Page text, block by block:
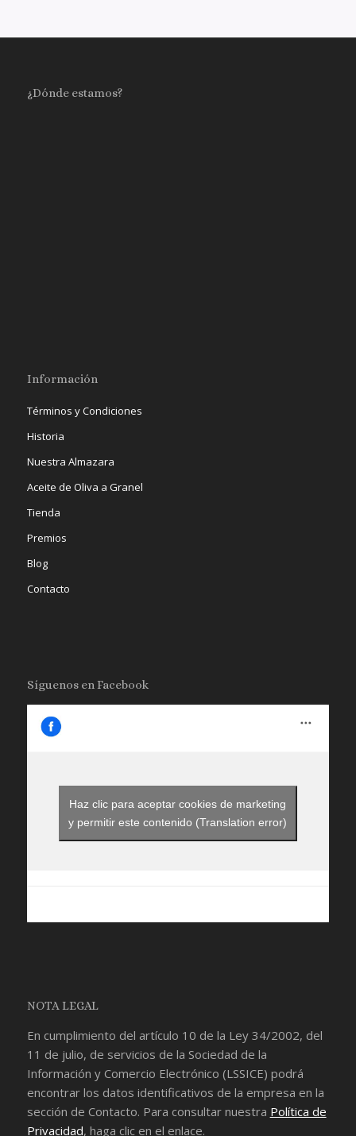
¿Dónde estamos?
Información
Términos y Condiciones
Historia
Nuestra Almazara
Aceite de Oliva a Granel
Tienda
Premios
Blog
Contacto
Síguenos en Facebook
Haz clic para aceptar cookies de marketing
y permitir este contenido (Translation error)
NOTA LEGAL
En cumplimiento del artículo 10 de la Ley 34/2002, del
11 de julio, de servicios de la Sociedad de la
Información y Comercio Electrónico (LSSICE) podrá
encontrar los datos identificativos de la empresa en la
sección de Contacto. Para consultar nuestra Política de
Privacidad, haga clic en el enlace.